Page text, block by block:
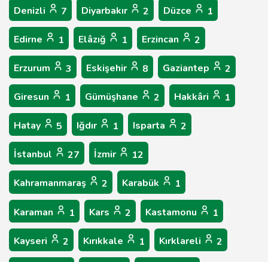
Denizli 7 Diyarbakır 2 Düzce 1
Edirne 1 Elâzığ 1 Erzincan 2
Erzurum 3 Eskişehir 8 Gaziantep 2
Giresun 1 Gümüşhane 2 Hakkâri 1
Hatay 5 Iğdır 1 Isparta 2
İstanbul 27 İzmir 12
Kahramanmaraş 2 Karabük 1
Karaman 1 Kars 2 Kastamonu 1
Kayseri 2 Kırıkkale 1 Kırklareli 2